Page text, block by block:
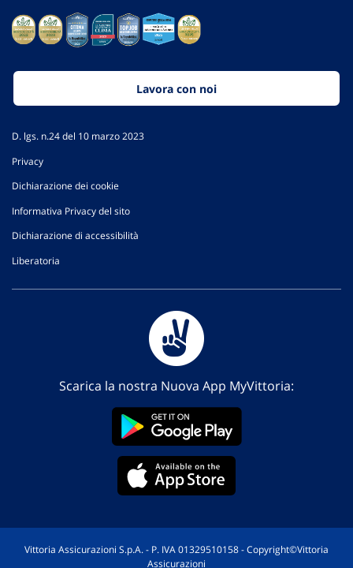
Lavora con noi
D. lgs. n.24 del 10 marzo 2023
Privacy
Dichiarazione dei cookie
Informativa Privacy del sito
Dichiarazione di accessibilità
Liberatoria
Scarica la nostra Nuova App MyVittoria:
Vittoria Assicurazioni S.p.A. - P. IVA 01329510158 - Copyright©Vittoria
Assicurazioni